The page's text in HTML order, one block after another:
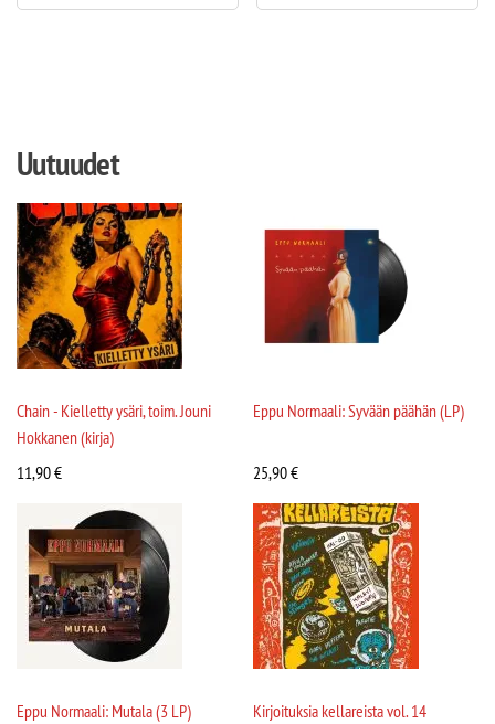
Uutuudet
Chain - Kielletty ysäri, toim. Jouni
Hokkanen (kirja)
11,90€
Eppu Normaali: Syvään päähän (LP)
25,90€
Eppu Normaali: Mutala (3 LP)
Kirjoituksia kellareista vol. 14